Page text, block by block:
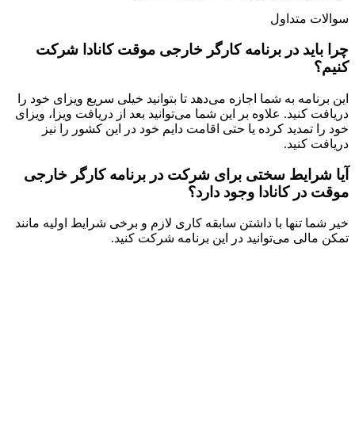
سوالات متداول
چرا باید در برنامه کارگر خارجی موقت کانادا شرکت
کنیم؟
این برنامه به شما اجازه می‌دهد تا بتوانید خیلی سریع ویزای خود را
دریافت کنید. علاوه بر این شما می‌توانید بعد از دریافت ویزا، ویزای
خود را تمدید کرده یا حتی اقامت دایم خود در این کشور را نیز
دریافت کنید.
آیا شرایط سختی برای شرکت در برنامه کارگر خارجی
موقت در کانادا وجود دارد؟
خیر شما تنها با داشتن سابقه کاری لازم و برخی شرایط اولیه مانند
تمکن مالی می‌توانید در این برنامه شرکت کنید.